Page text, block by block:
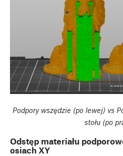
Podpory wszędzie (po lewej) vs
stołu (po
Odstęp materiału
osiach XY